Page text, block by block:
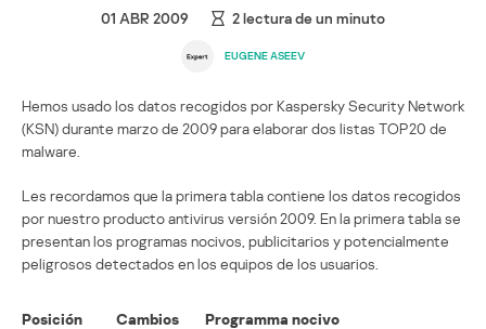
01 ABR 2009 2lectura de un minuto
EUGENE ASEEV
Hemos usado los datos recogidos por Kaspersky Security Network
(KSN) durante marzo de 2009 para elaborar dos listas TOP20 de
malware.
Les recordamos que la primera tabla contiene los datos recogidos
por nuestro producto antivirus versión 2009. En la primera tabla se
presentan los programas nocivos, publicitarios y potencialmente
peligrosos detectados en los equipos de los usuarios.
Posición
Cambios
Programma nocivo